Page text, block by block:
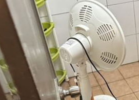
+24小時直播 15:27
新聞台線上直播 18:00
號召粉絲跨海追星吃美食！ 18:15